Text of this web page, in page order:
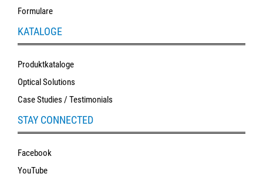
Formulare
KATALOGE
Produktkataloge
Optical Solutions
Case Studies / Testimonials
STAY CONNECTED
Facebook
YouTube